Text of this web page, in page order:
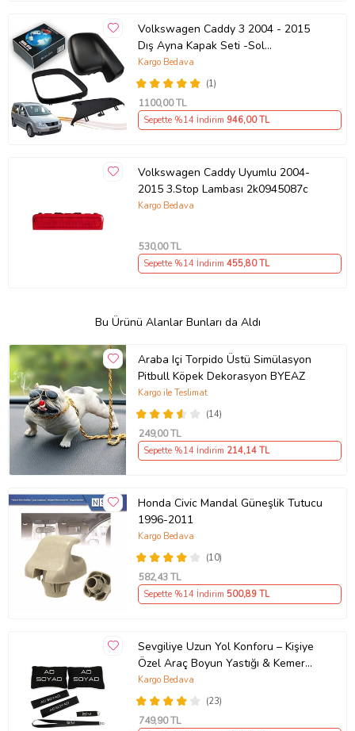
Volkswagen Caddy 3 2004 - 2015
Dış Ayna Kapak Seti -Sol
7E18575289 B9
(1)
Kargo Bedava
1100,00 TL
Sepette %14 İndirim 946,00 TL
Volkswagen Caddy Uyumlu 2004-
2015 3.Stop Lambası 2k0945087c
Kargo Bedava
530,00 TL
Sepette %14 İndirim 455,80 TL
Bu Ürünü Alanlar Bunları da Aldı
Araba Içi Torpido Üstü Simülasyon
Pitbull Köpek Dekorasyon BYEAZ
(14)
Kargo ile Teslimat
249,00 TL
Sepette %14 İndirim 214,14 TL
Honda Civic Mandal Güneşlik Tutucu
1996-2011
(10)
Kargo Bedava
582,43 TL
Sepette %14 İndirim 500,89 TL
Sevgiliye Uzun Yol Konforu – Kişiye
Özel Araç Boyun Yastığı & Kemer
Pedi Hediye Seti
(23)
Kargo Bedava
749,90 TL